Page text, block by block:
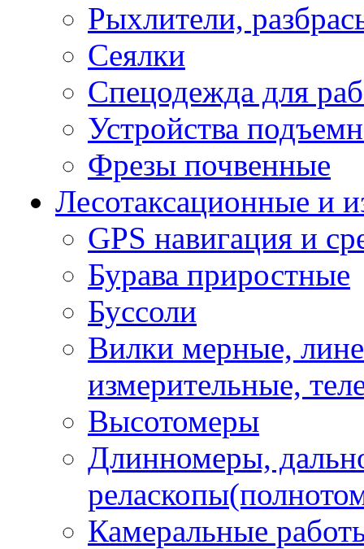
Рыхлители,
Сеялки
Спецодежда для
Устройства
Фрезы почвенные
Лесотаксационные и
GPS навигация и
Бурава приростные
Буссоли
Вилки мерные,
измерительные,
Высотомеры
Длинномеры,
Камеральные